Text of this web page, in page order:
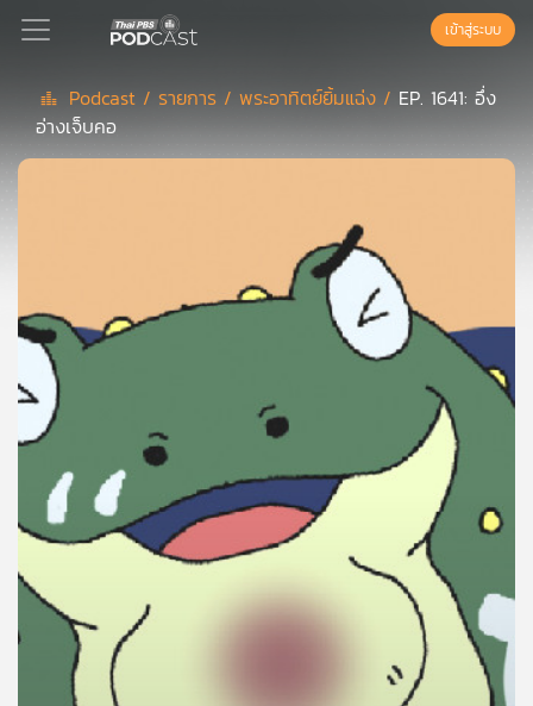
Podcast
แนะนำ
เพล
ย์
ของ
คุณ
เข้าสู่ระบบ
Podcast / รายการ /พระอาทิตย์ยิ้มแฉ่ง / EP. 1641: อึ่ง
อ่างเจ็บคอ